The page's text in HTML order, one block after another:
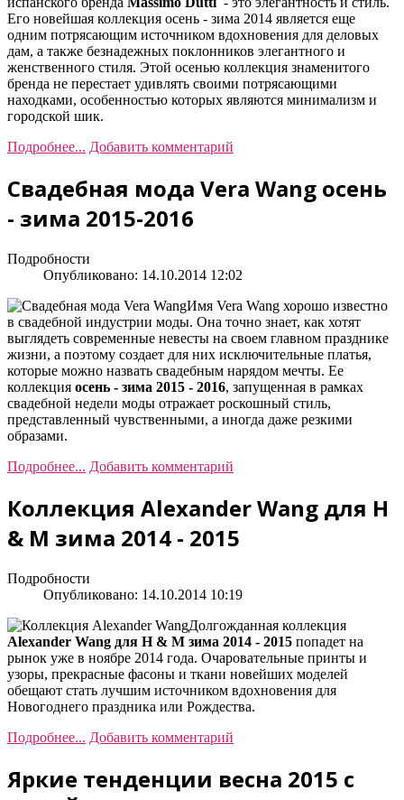
Его новейшая коллекция осень - зима 2014 является еще
одним потрясающим источником вдохновения для деловых
дам, а также безнадежных поклонников элегантного и
женственного стиля. Этой осенью коллекция знаменитого
бренда не перестает удивлять своими потрясающими
находками, особенностью которых являются минимализм и
городской шик.
Подробнее... Добавить комментарий
Свадебная мода Vera Wang осень
- зима 2015-2016
Подробности
Опубликовано: 14.10.2014 12:02
Имя Vera Wang хорошо известно
в свадебной индустрии моды. Она точно знает, как хотят
выглядеть современные невесты на своем главном празднике
жизни, а поэтому создает для них исключительные платья,
которые можно назвать свадебным нарядом мечты. Ее
коллекция осень - зима 2015 - 2016, запущенная в рамках
свадебной недели моды отражает роскошный стиль,
представленный чувственными, а иногда даже резкими
образами.
Подробнее... Добавить комментарий
Коллекция Alexander Wang для H
& M зима 2014 - 2015
Подробности
Опубликовано: 14.10.2014 10:19
Долгожданная коллекция
Alexander Wang для H & M зима 2014 - 2015 попадет на
рынок уже в ноябре 2014 года. Очаровательные принты и
узоры, прекрасные фасоны и ткани новейших моделей
обещают стать лучшим источником вдохновения для
Новогоднего праздника или Рождества.
Подробнее... Добавить комментарий
Яркие тенденции весна 2015 с